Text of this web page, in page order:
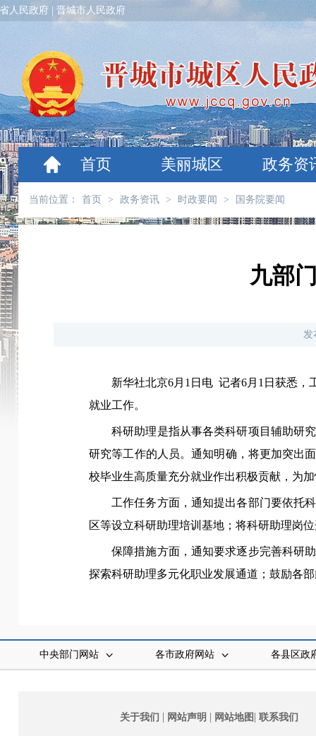
人民政府 晋城市人民政府
首页 美丽城区 政务资
当前位置： 首页 > 政务资讯 > 时政要闻 > 国务院要闻
九部
发
新华社北京6月1日电 记者6月1日获悉，
就业工作。
科研助理是指从事各类科研项目辅助研
研究等工作的人员。通知明确，将更加突出
校毕业生高质量充分就业作出积极贡献，为
工作任务方面，通知提出各部门要依托
区等设立科研助理培训基地；将科研助理岗
保障措施方面，通知要求逐步完善科研
探索科研助理多元化职业发展通道；鼓励各
中央部门网站 各市政府网站 各县区政
关于我们 | 网站声明 | 网站地图 | 联系我们